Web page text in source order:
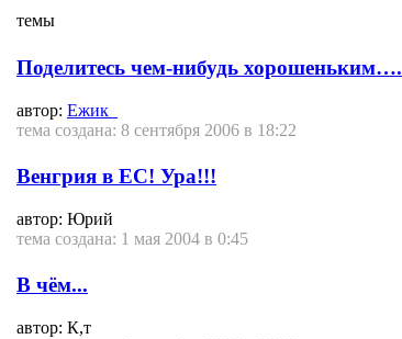
темы
Поделитесь чем-нибудь хорошеньким….
автор: Ежик_
тема создана: 8 сентября 2006 в 18:22
Венгрия в ЕС! Ура!!!
автор: Юрий
тема создана: 1 мая 2004 в 0:45
В чём...
автор: К,т